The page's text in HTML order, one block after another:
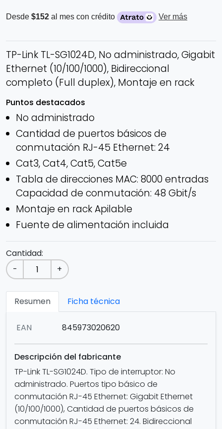
Desde $152 al mes con crédito Ver más
TP-Link TL-SG1024D, No administrado, Gigabit
Ethernet (10/100/1000), Bidireccional
completo (Full duplex), Montaje en rack
Puntos destacados
No administrado
Cantidad de puertos básicos de
conmutación RJ-45 Ethernet: 24
Cat3, Cat4, Cat5, Cat5e
Tabla de direcciones MAC: 8000 entradas
Capacidad de conmutación: 48 Gbit/s
Montaje en rack Apilable
Fuente de alimentación incluida
Cantidad:
-
+
Resumen Ficha técnica
EAN 845973020620
Descripción del fabricante
TP-Link TL-SG1024D. Tipo de interruptor: No
administrado. Puertos tipo básico de
conmutación RJ-45 Ethernet: Gigabit Ethernet
(10/100/1000), Cantidad de puertos básicos de
conmutación RJ-45 Ethernet: 24. Bidireccional